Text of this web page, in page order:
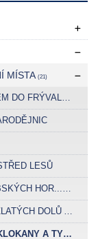
MÍSTA (21)
ZA PRIESSNITZEM DO FRÝVALDOVA
LESŮ
PERLA RYCHLEBSKÝCH HOR...TANČÍRNA V RAČÍM ÚDOLÍ
DO POLSKÝCH ZLATÝCH DOLŮ A ZA PODZEMNÍM VODOPÁDEM
ZA PAPOUŠKY, KLOKANY A TYGRY